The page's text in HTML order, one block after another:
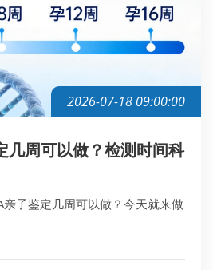
2026-07-18 09:00:00
几周可以做？检测时间科
子鉴定几周可以做？今天就来做